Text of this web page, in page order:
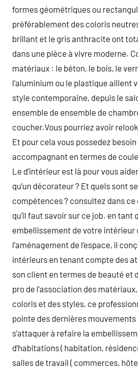
formes géométriques ou
préférablement des coloris
brillant et le gris anthracite ont
dans une pièce à vivre moderne.
matériaux : le béton, le bois, le
l’aluminium ou le plastique aillent
style contemporaine, depuis le
ensemble de ensemble de
coucher.Vous pourriez avoir
Et pour cela vous possedez
accompagnant en termes de
Le d’intérieur est là pour vous
qu’un décorateur ? Et quels sont
compétences ? consultez dans
qu’il faut savoir sur ce job. en tant
embellissement de votre intérieur
l’aménagement de l’espace, il
intérieurs en tenant compte des
son client en termes de beauté et
pro de l’association des
coloris et des styles, ce
pointe des dernières mouvements
s’attaquer à refaire la
d’habitations ( habitation,
salles de travail ( commerces,